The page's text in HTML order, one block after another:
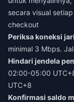
secara visual
checkout
Periksa koneksi
minimal 3 Mbps.
Hindari jendela
02:00-05:00
UTC+8
Konfirmasi saldo